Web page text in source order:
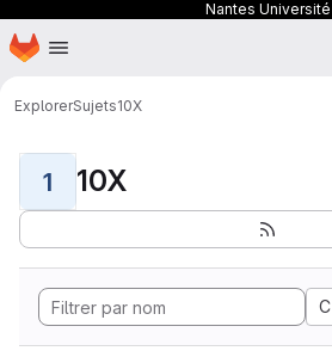
Nantes Université
Passer au contenu principal
Page d'accueil
ExplorerSujets10X
1 10X
C